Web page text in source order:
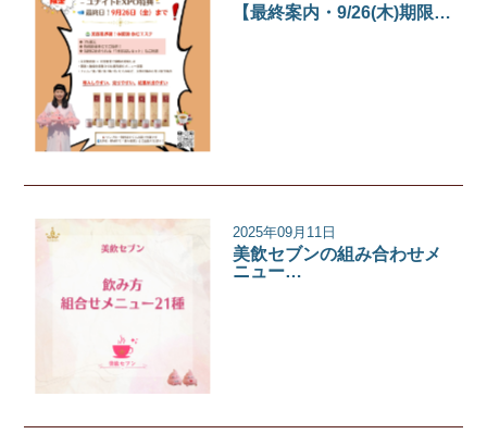
【最終案内・9/26(木)期限…
2025年09月11日
美飲セブンの組み合わせメ
ニュー…